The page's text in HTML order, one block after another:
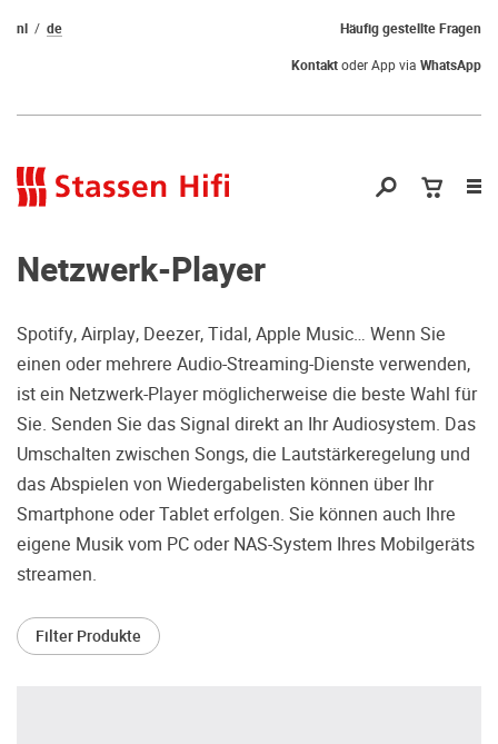
Qual der Wahl?
Warum kommen Sie nicht vorbei und
hören erstmal Probe? Dadurch stellen
Sie sicher, dass Sie die richtige Wahl
treffen.
Oft werden Produkte auf Empfehlung
Entscheidung, weil ihr persönlicher
Geschmack doch anders ist als der
Häufig gestellte Fragen
nl
de
Kontaktoder App via WhatsApp
Netzwerk-Player
Spotify, Airplay, Deezer, Tidal, Apple Music… Wenn Sie
einen oder mehrere Audio-Streaming-Dienste verwenden,
ist ein Netzwerk-Player möglicherweise die beste Wahl für
Sie. Senden Sie das Signal direkt an Ihr Audiosystem. Das
Umschalten zwischen Songs, die Lautstärkeregelung und
das Abspielen von Wiedergabelisten können über Ihr
Smartphone oder Tablet erfolgen. Sie können auch Ihre
eigene Musik vom PC oder NAS-System Ihres Mobilgeräts
streamen.
Filter Produkte